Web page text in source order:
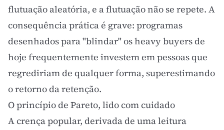
flutuação aleatória, e a flutuação não se repete. A
consequência prática é grave: programas
desenhados para "blindar" os heavy buyers de
hoje frequentemente investem em pessoas que
regrediriam de qualquer forma, superestimando
o retorno da retenção.
O princípio de Pareto, lido com cuidado
A crença popular, derivada de uma leitura